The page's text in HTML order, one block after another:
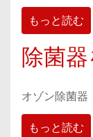
もっと読む
除菌
オゾン除菌
もっと読む